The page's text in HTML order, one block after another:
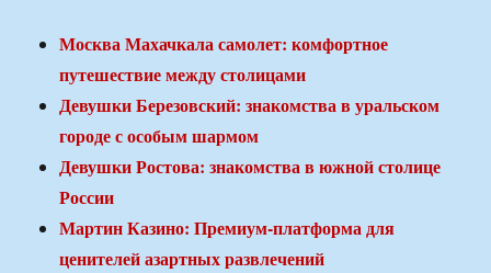
Москва Махачкала самолет: комфортное
путешествие между столицами
Девушки Березовский: знакомства в уральском
городе с особым шармом
Девушки Ростова: знакомства в южной столице
России
Мартин Казино: Премиум-платформа для
ценителей азартных развлечений